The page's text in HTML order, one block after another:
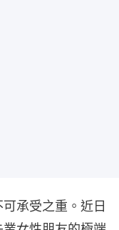
承受之重。近日